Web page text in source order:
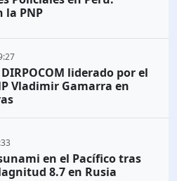
la PNP
liderado por el
Vladimir Gamarra en
en el Pacífico tras
8.7 en Rusia